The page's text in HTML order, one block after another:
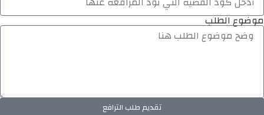
موضوع الطلب
تقديم طلب الترافع